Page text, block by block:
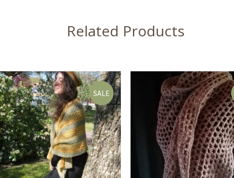
Related Products
SALE